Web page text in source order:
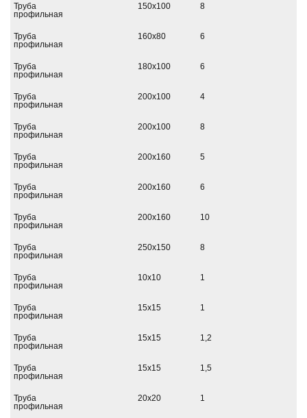
Труба
профильная
150х100 8
Труба
профильная
160х80 6
Труба
профильная
180х100 6
Труба
профильная
200х100 4
Труба
профильная
200х100 8
Труба
профильная
200х160 5
Труба
профильная
200х160 6
Труба
профильная
200х160 10
Труба
профильная
250х150 8
Труба
профильная
10х10 1
Труба
профильная
15х15 1
Труба
профильная
15х15 1,2
Труба
профильная
15х15 1,5
Труба
профильная
20х20 1